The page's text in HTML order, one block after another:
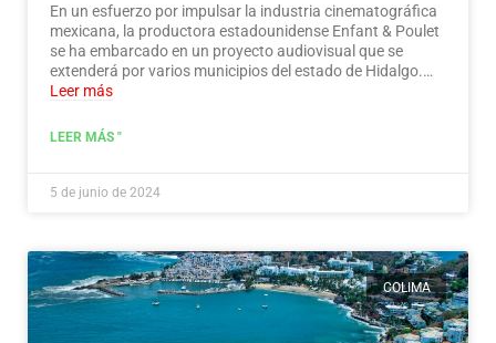
En un esfuerzo por impulsar la industria cinematográfica
mexicana, la productora estadounidense Enfant & Poulet
se ha embarcado en un proyecto audiovisual que se
extenderá por varios municipios del estado de Hidalgo.…
Leer más
LEER MÁS "
5 de junio de 2024
COLIMA